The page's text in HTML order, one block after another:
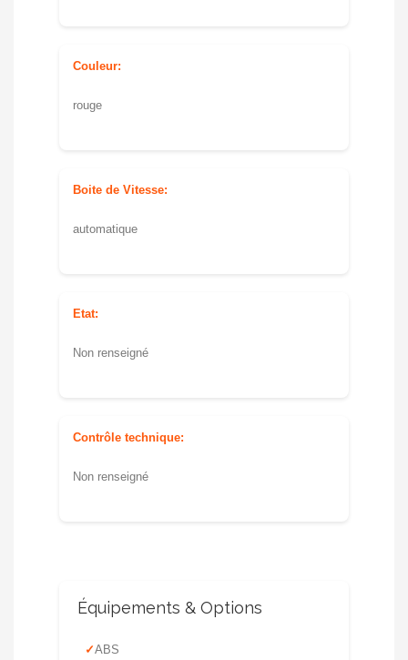
Couleur:
rouge
Boite de Vitesse:
automatique
Etat:
Non renseigné
Contrôle technique:
Non renseigné
Équipements & Options
ABS